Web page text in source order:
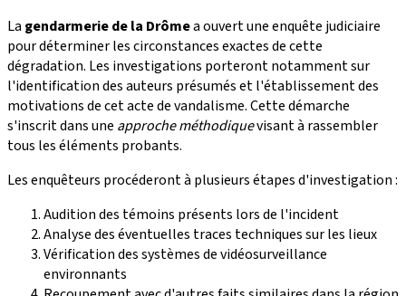
La gendarmerie de la Drômea ouvert une enquête judiciaire
pour déterminer les circonstances exactes de cette
dégradation. Les investigations porteront notamment sur
l'identification des auteurs présumés et l'établissement des
motivations de cet acte de vandalisme. Cette démarche
s'inscrit dans une approche méthodiquevisant à rassembler
tous les éléments probants.
Les enquêteurs procéderont à plusieurs étapes d'investigation :
Audition des témoins présents lors de l'incident
Analyse des éventuelles traces techniques sur les lieux
Vérification des systèmes de vidéosurveillance
environnants